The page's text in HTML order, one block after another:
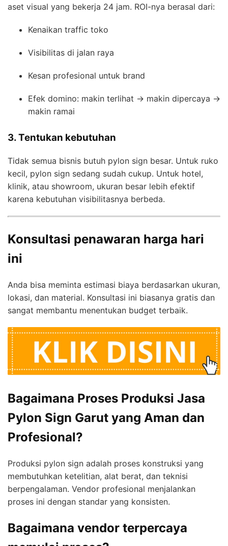
aset visual yang bekerja 24 jam. ROI-nya berasal dari:
Kenaikan traffic toko
Visibilitas di jalan raya
Kesan profesional untuk brand
Efek domino: makin terlihat → makin dipercaya →
makin ramai
3. Tentukan kebutuhan
Tidak semua bisnis butuh pylon sign besar. Untuk ruko
kecil, pylon sign sedang sudah cukup. Untuk hotel,
klinik, atau showroom, ukuran besar lebih efektif
karena kebutuhan visibilitasnya berbeda.
Konsultasi penawaran harga hari
ini
Anda bisa meminta estimasi biaya berdasarkan ukuran,
lokasi, dan material. Konsultasi ini biasanya gratis dan
sangat membantu menentukan budget terbaik.
Bagaimana Proses Produksi Jasa
Pylon Sign Garut yang Aman dan
Profesional?
Produksi pylon sign adalah proses konstruksi yang
membutuhkan ketelitian, alat berat, dan teknisi
berpengalaman. Vendor profesional menjalankan
proses ini dengan standar yang konsisten.
Bagaimana vendor terpercaya